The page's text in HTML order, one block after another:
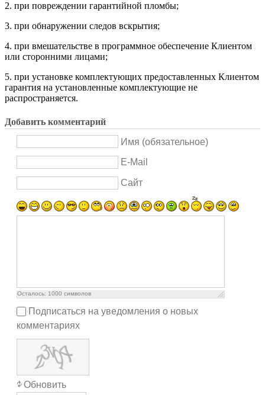
2. при повреждении гарантийной пломбы;
3. при обнаружении следов вскрытия;
4. при вмешательстве в программное обеспечение Клиентом
или сторонними лицами;
5. при установке комплектующих предоставленных Клиентом
гарантия на установленные комплектующие не
распространяется.
Добавить комментарий
Имя (обязательное)
E-Mail
Сайт
Осталось: 1000 символов
Подписаться на уведомления о новых
комментариях
Обновить